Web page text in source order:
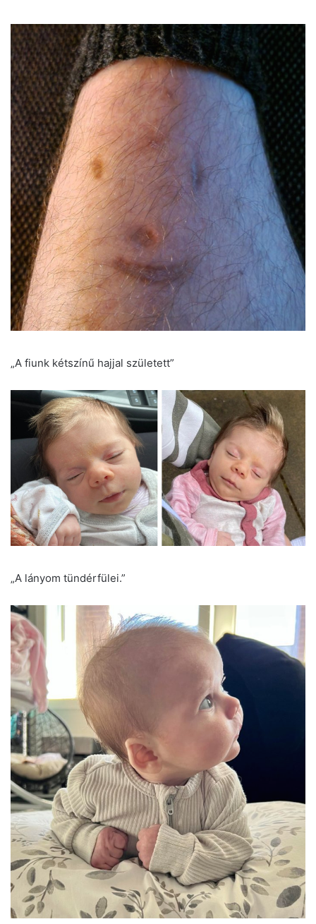
„A fiunk kétszínű hajjal született”
„A lányom tündérfülei.”